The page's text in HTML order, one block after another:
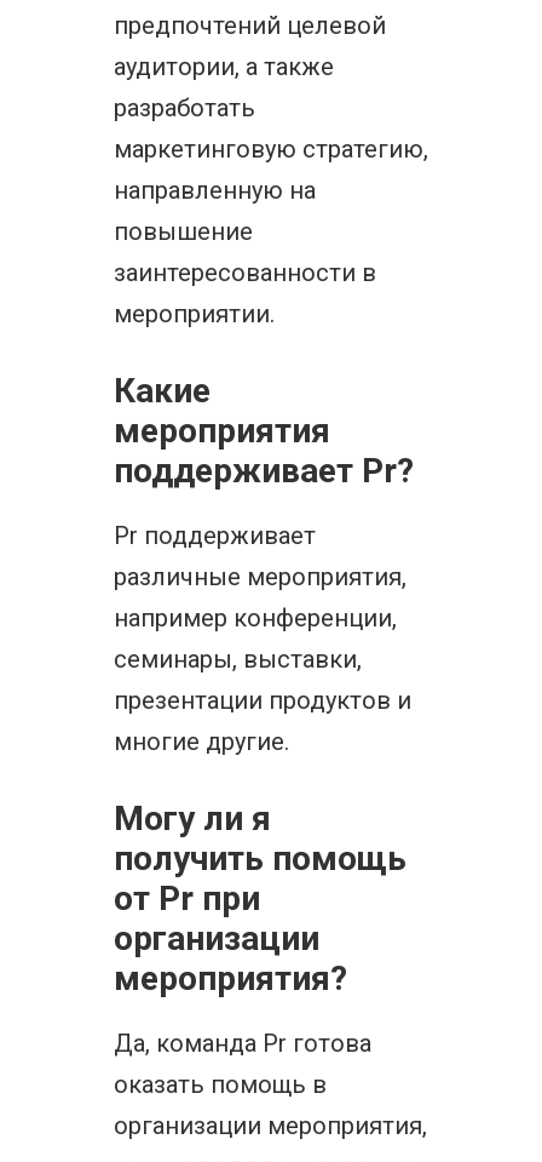
предпочтений целевой
аудитории, а также
разработать
маркетинговую стратегию,
направленную на
повышение
заинтересованности в
мероприятии.
Какие
мероприятия
поддерживает Pr?
Pr поддерживает
различные мероприятия,
например конференции,
семинары, выставки,
презентации продуктов и
многие другие.
Могу ли я
получить помощь
от Pr при
организации
мероприятия?
Да, команда Pr готова
оказать помощь в
организации мероприятия,